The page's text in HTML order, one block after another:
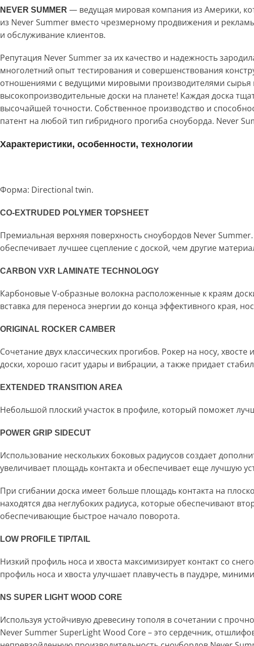
NEVER SUMMER — ведущая мировая компания из Америки,
из Never Summer вместо чрезмерному продвижения и
и обслуживание клиентов.
Репутация Never Summer за их качество и надежность
многолетний опыт тестирования и совершенствования
отношениями с ведущими мировыми производителями сырья
высокопроизводительные доски на планете! Каждая доска
высочайшей точности. Собственное производство и
патент на любой тип гибридного прогиба сноуборда. Never
Характеристики, особенности, технологии
Форма: Directional twin.
CO-EXTRUDED POLYMER TOPSHEET
Премиальная верхняя поверхность сноубордов Never
обеспечивает лучшее сцепление с доской, чем другие
CARBON VXR LAMINATE TECHNOLOGY
Карбоновые V-образные волокна расположенные к краям
вставка для переноса энергии до конца эффективного края,
ORIGINAL ROCKER CAMBER
Сочетание двух классических прогибов. Рокер на носу,
доски, хорошо гасит удары и вибрации, а также придает
EXTENDED TRANSITION AREA
Небольшой плоский участок в профиле, который поможет
POWER GRIP SIDECUT
Использование нескольких боковых радиусов создает
увеличивает площадь контакта и обеспечивает еще лучшую
При сгибании доска имеет больше площадь контакта на
находятся два неглубоких радиуса, которые обеспечивают
обеспечивающие быстрое начало поворота.
LOW PROFILE TIP/TAIL
Низкий профиль носа и хвоста максимизирует контакт со
профиль носа и хвоста улучшает плавучесть в паудэре,
NS SUPER LIGHT WOOD CORE
Используя устойчивую древесину тополя в сочетании с
Never Summer SuperLight Wood Core – это сердечник,